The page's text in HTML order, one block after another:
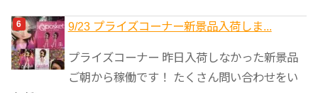
9/23 プライズコーナー新景品入荷しま...
プライズコーナー 昨日入荷しなかった新景品
ご朝から稼働です！ たくさん問い合わせをい